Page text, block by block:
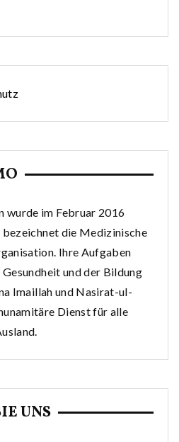
wurde im Februar 2016
die Medizinische
Ihre Aufgaben
und der Bildung
Imaillah und Nasirat-ul-
Dienst für alle
UNS